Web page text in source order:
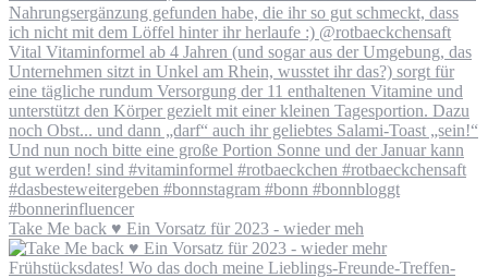
Take Me back ♥️ Ein Vorsatz für 2023 - wieder meh